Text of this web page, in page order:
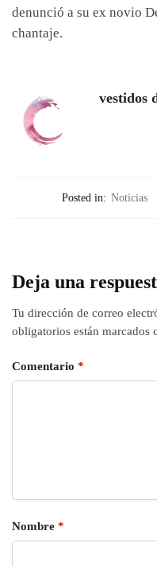
denunció a su ex novio
chantaje.
vestidos
Posted in: Noticias
Deja una
Tu dirección de correo
obligatorios están marcados
Comentario *
Nombre *